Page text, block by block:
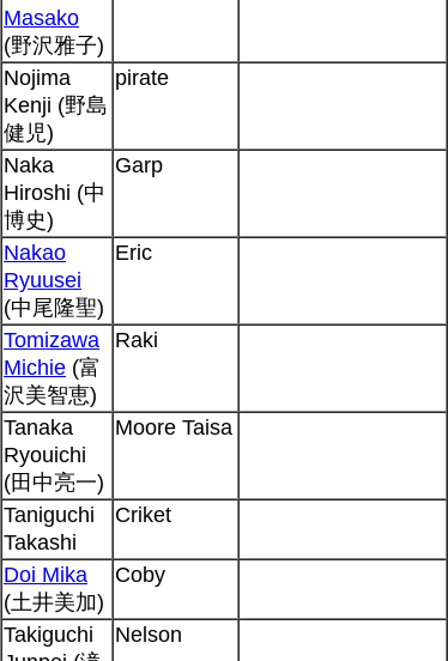
Masako
(野沢雅子)
Nojima
Kenji (野島
健児)
pirate
Naka
Hiroshi (中
博史)
Garp
Nakao
Ryuusei
(中尾隆聖)
Eric
Tomizawa
Michie (富
沢美智恵)
Raki
Tanaka
Ryouichi
(田中亮一)
Moore Taisa
Taniguchi
Takashi
Criket
Doi Mika
(土井美加)
Coby
Takiguchi
Nelson